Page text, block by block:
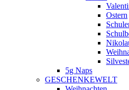
Ostern
5g Naps
GESCHENKEWELT